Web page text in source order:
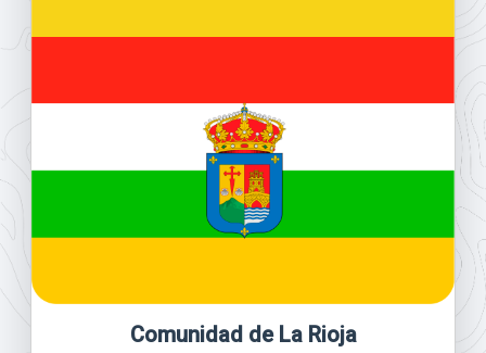
Comunidad de La Rioja